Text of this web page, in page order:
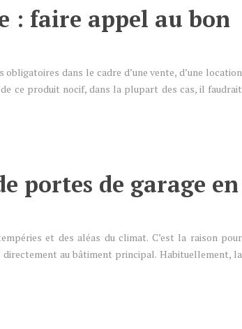
: faire appel au bon
dans le cadre d’une vente, d’une location
ce produit nocif, dans la plupart des cas, il faudrait
portes de garage en
et des aléas du climat. C’est la raison pour
au bâtiment principal. Habituellement, la